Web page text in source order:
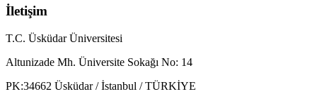
İletişim
T.C. Üsküdar Üniversitesi
Altunizade Mh. Üniversite Sokağı No: 14
PK:34662 Üsküdar / İstanbul / TÜRKİYE